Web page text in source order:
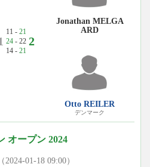
11 - 21
24- 22
14 - 21
2
Jonathan MELGA
ARD
Otto REILER
デンマーク
オープン 2024
（2024-01-18 09:00）